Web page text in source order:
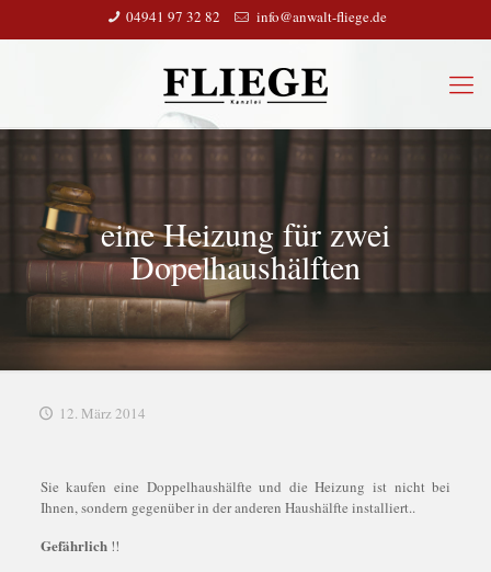
04941 97 32 82 info@anwalt-fliege.de
eine Heizung für zwei
Dopelhaushälften
12. März 2014
Sie kaufen eine Doppelhaushälfte und die Heizung ist nicht bei
Ihnen, sondern gegenüber in der anderen Haushälfte installiert..
Gefährlich!!